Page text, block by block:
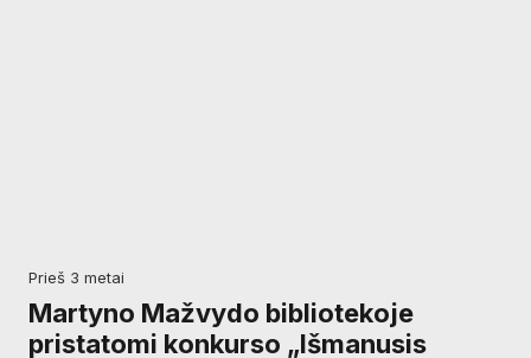
prieš 3 metai
Martyno Mažvydo bibliotekoje
pristatomi konkurso „Išmanusis